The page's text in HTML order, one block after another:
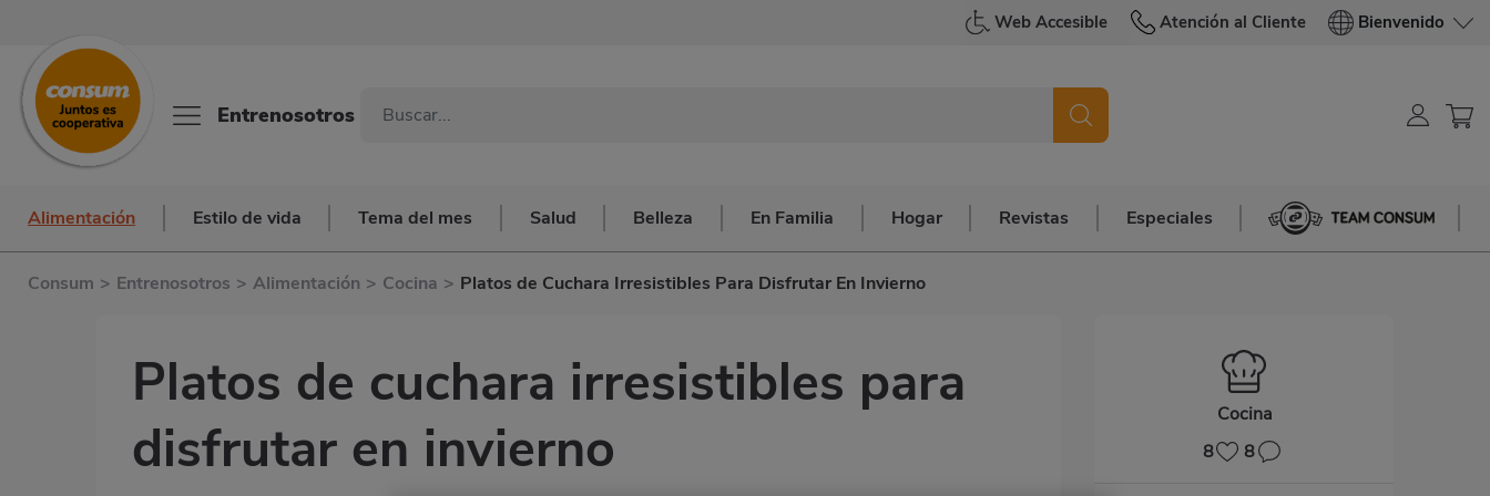
Web Accesible Atención al Cliente Bienvenido
Entrenosotros
Alimentación Estilo de vida Tema del mes Salud Belleza En Familia Hogar Revistas Especiales Team Consum
Consum > Entrenosotros > Alimentación > Cocina > Platos de Cuchara Irresistibles Para Disfrutar En Invierno
Cocina
8
8
Platos de cuchara irresistibles para
disfrutar en invierno